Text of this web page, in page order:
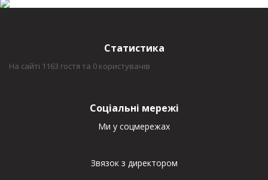
Статистика
На сайті 1163 гостя та 0 користувачів
Соціальні мережі
Ми у соцмережах
Звязок з директором